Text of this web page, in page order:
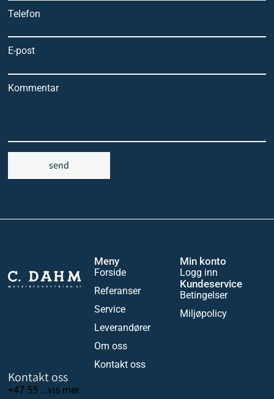
Telefon
E-post
Kommentar
send
Meny
Forside
Referanser
Service
Leverandører
Om oss
Kontakt oss
Min konto
Logg inn
Kundeservice
Betingelser
Miljøpolicy
Kontakt oss
+47 55 ...vis mer